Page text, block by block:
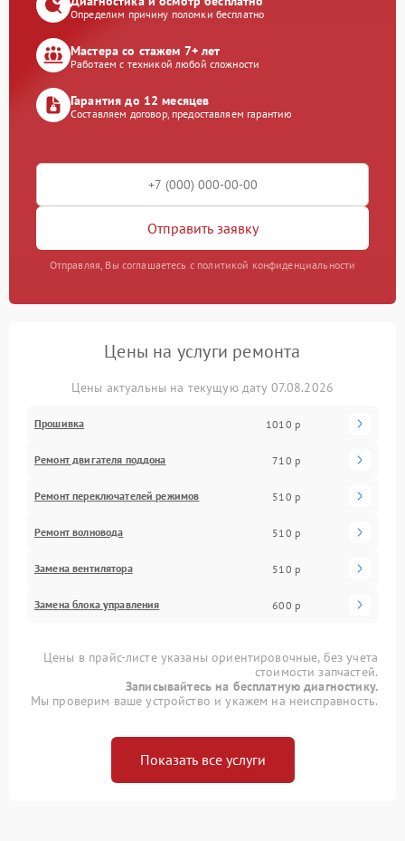
Определим причину поломки бесплатно
Мастера со стажем 7+ лет
Работаем с техникой любой сложности
Гарантия до 12 месяцев
Составляем договор, предоставляем гарантию
Отправить заявку
Отправляя, Вы соглашаетесь с политикой конфиденциальности
Цены на услуги ремонта
Цены актуальны на текущую дату 07.08.2026
Прошивка 1010 р
Ремонт двигателя поддона 710 р
Ремонт переключателей режимов 510 р
Ремонт волновода 510 р
Замена вентилятора 510 р
Замена блока управления 600 р
Цены в прайс-листе указаны ориентировочные, без учета
стоимости запчастей.
Записывайтесь на бесплатную диагностику.
Мы проверим ваше устройство и укажем на неисправность.
Показать все услуги